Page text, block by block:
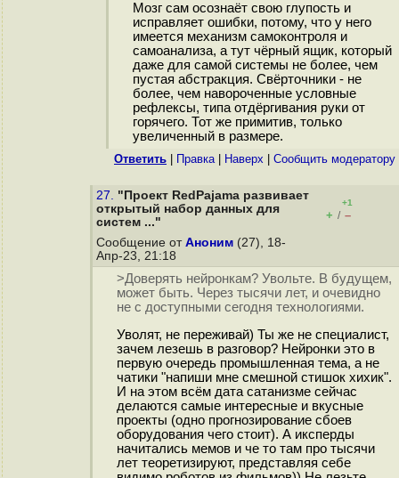
Мозг сам осознаёт свою глупость и
исправляет ошибки, потому, что у него
имеется механизм самоконтроля и
самоанализа, а тут чёрный ящик, который
даже для самой системы не более, чем
пустая абстракция. Свёрточники - не
более, чем навороченные условные
рефлексы, типа отдёргивания руки от
горячего. Тот же примитив, только
увеличенный в размере.
Ответить Правка| Наверх Cообщить модератору
27. "Проект RedPajama развивает
открытый набор данных для
систем ..."
+1
+ / –
Сообщение от Аноним (27), 18-
Апр-23, 21:18
>Доверять нейронкам? Увольте. В будущем,
может быть. Через тысячи лет, и очевидно
не с доступными сегодня технологиями.
Уволят, не переживай) Ты же не специалист,
зачем лезешь в разговор? Нейронки это в
первую очередь промышленная тема, а не
чатики "напиши мне смешной стишок хихик".
И на этом всём дата сатанизме сейчас
делаются самые интересные и вкусные
проекты (одно прогнозирование сбоев
оборудования чего стоит). А иксперды
начитались мемов и че то там про тысячи
лет теоретизируют, представляя себе